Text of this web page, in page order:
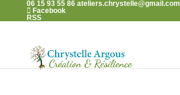
06 15 93 55 86 ateliers.chrystelle@gmail.com
Facebook
RSS